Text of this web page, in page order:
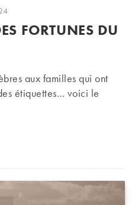
FORTUNES DU
aux familles qui ont
étiquettes… voici le
fortunes du vin